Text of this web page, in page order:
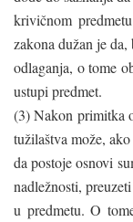
krivičnom
zakona dužan je da,
odlaganja, o tome
ustupi predmet.
(3) Nakon primitka
tužilaštva može,
da postoje osnovi
nadležnosti,
u predmetu. O